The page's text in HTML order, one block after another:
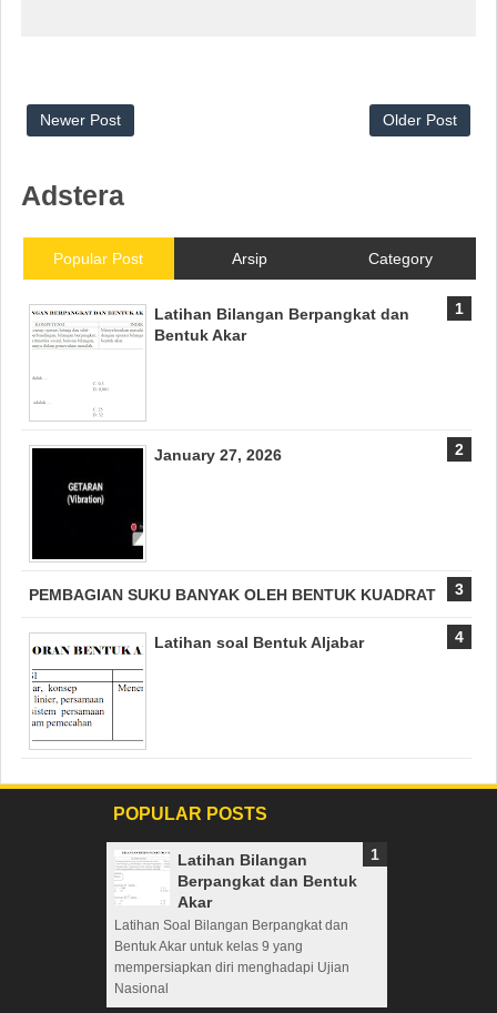
Newer Post Older Post
Adstera
Popular Post Arsip Category
Latihan Bilangan Berpangkat dan
Bentuk Akar
January 27, 2026
PEMBAGIAN SUKU BANYAK OLEH BENTUK KUADRAT
Latihan soal Bentuk Aljabar
POPULAR POSTS
Latihan Bilangan
Berpangkat dan Bentuk
Akar
Latihan Soal Bilangan Berpangkat dan
Bentuk Akar untuk kelas 9 yang
mempersiapkan diri menghadapi Ujian
Nasional